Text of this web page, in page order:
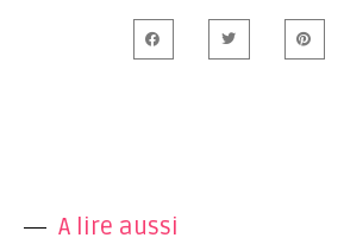
A lire aussi